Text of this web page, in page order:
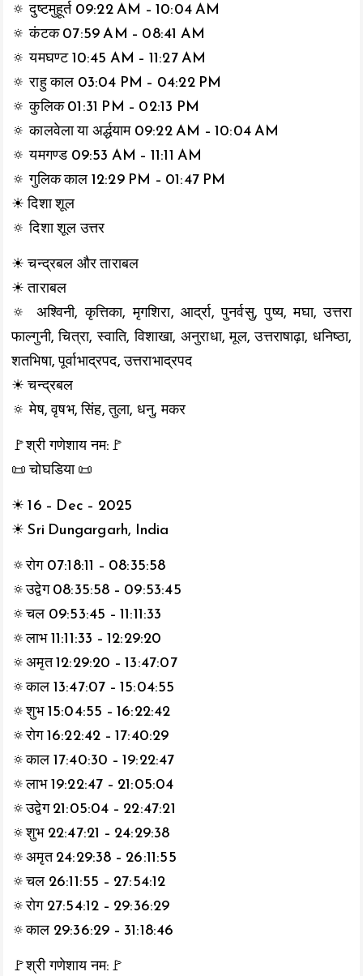
🔅 दुष्टमुहूर्त 09:22 AM – 10:04 AM
🔅 कंटक 07:59 AM – 08:41 AM
🔅 यमघण्ट 10:45 AM – 11:27 AM
🔅 राहु काल 03:04 PM – 04:22 PM
🔅 कुलिक 01:31 PM – 02:13 PM
🔅 कालवेला या अर्द्धयाम 09:22 AM – 10:04 AM
🔅 यमगण्ड 09:53 AM – 11:11 AM
🔅 गुलिक काल 12:29 PM – 01:47 PM
☀ दिशा शूल
🔅 दिशा शूल उत्तर
☀ चन्द्रबल और ताराबल
☀ ताराबल
🔅 अश्विनी, कृत्तिका, मृगशिरा, आर्द्रा, पुनर्वसु, पुष्य, मघा, उत्तरा
फाल्गुनी, चित्रा, स्वाति, विशाखा, अनुराधा, मूल, उत्तराषाढ़ा, धनिष्ठा,
शतभिषा, पूर्वाभाद्रपद, उत्तराभाद्रपद
☀ चन्द्रबल
🔅 मेष, वृषभ, सिंह, तुला, धनु, मकर
🚩श्री गणेशाय नम:🚩
📜 चोघडिया 📜
☀ 16 – Dec – 2025
☀ Sri Dungargarh, India
🔅रोग 07:18:11 – 08:35:58
🔅उद्वेग 08:35:58 – 09:53:45
🔅चल 09:53:45 – 11:11:33
🔅लाभ 11:11:33 – 12:29:20
🔅अमृत 12:29:20 – 13:47:07
🔅काल 13:47:07 – 15:04:55
🔅शुभ 15:04:55 – 16:22:42
🔅रोग 16:22:42 – 17:40:29
🔅काल 17:40:30 – 19:22:47
🔅लाभ 19:22:47 – 21:05:04
🔅उद्वेग 21:05:04 – 22:47:21
🔅शुभ 22:47:21 – 24:29:38
🔅अमृत 24:29:38 – 26:11:55
🔅चल 26:11:55 – 27:54:12
🔅रोग 27:54:12 – 29:36:29
🔅काल 29:36:29 – 31:18:46
🚩श्री गणेशाय नम:🚩